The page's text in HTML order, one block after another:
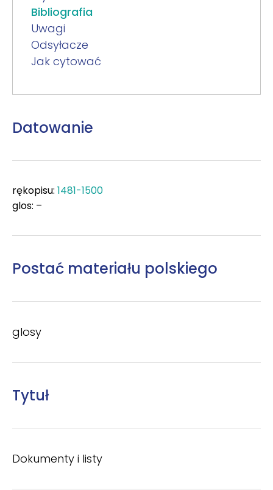
Bibliografia
Uwagi
Odsyłacze
Jak cytować
Datowanie
rękopisu: 1481-1500
glos: –
Postać materiału polskiego
glosy
Tytuł
Dokumenty i listy